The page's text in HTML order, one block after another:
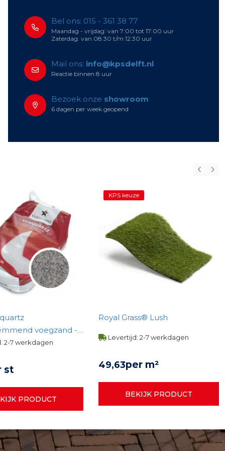
Bel ons: 015 - 361 38 77
Maandag - vrijdag: van 7:00 tot 17:00 uur
Zaterdag: van 08:30 t/m 12:30 uur
Mail ons: info@kpsdelft.nl
Reactie binnen 8 uur
Bezoek onze showroom
6 dagen per week geopend
voegzand -
2-7 werkdagen
st
PRODUCT
KPS keuze
Royal Grass® Lush
Levertijd: 2-7 werkdagen
49,63per m²
BEKIJK PRODUCT